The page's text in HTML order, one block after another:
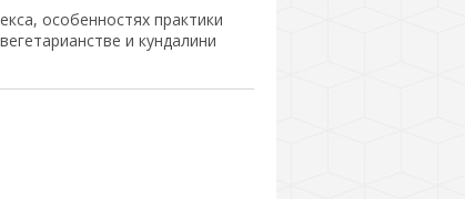
особенностях практики
и кундалини